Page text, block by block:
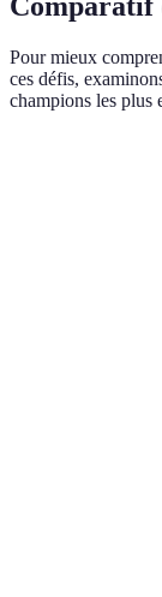
Pour mieux
ces défis,
champions les plus